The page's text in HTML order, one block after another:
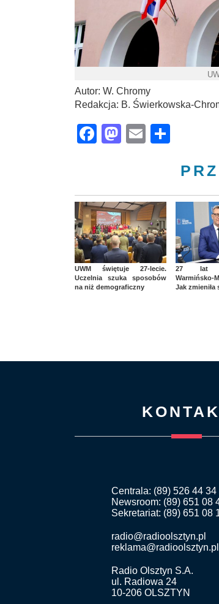
Autor: W. Chromy
Redakcja: B. Świerkowska-
Facebook
Mastodon
Email
UWM świętuje 27-lecie.
Uczelnia szuka sposobów
na niż demograficzny
27 lat
Warmińsko-
Jak zmieniła
Centrala: (89) 526 44 34
Newsroom: (89) 651 08
Sekretariat: (89) 651 08
radio@radioolsztyn.pl
reklama@radioolsztyn.pl
Radio Olsztyn S.A.
ul. Radiowa 24
10-206 OLSZTYN